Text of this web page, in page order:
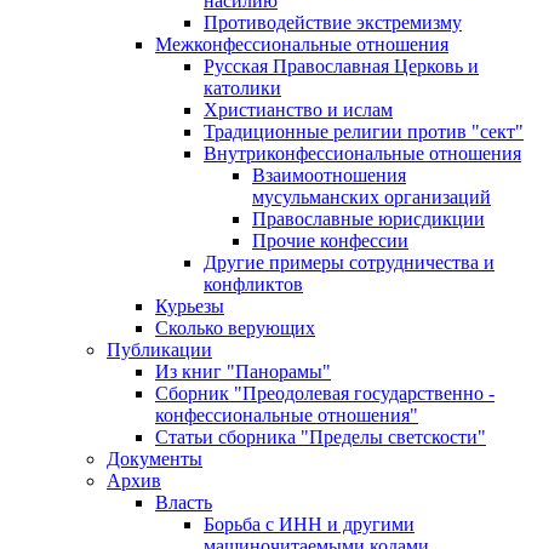
Противодействие экстремизму
Межконфессиональные отношения
Русская Православная Церковь и
католики
Христианство и ислам
Традиционные религии против "сект"
Внутриконфессиональные отношения
Взаимоотношения
мусульманских организаций
Православные юрисдикции
Прочие конфессии
Другие примеры сотрудничества и
конфликтов
Курьезы
Сколько верующих
Публикации
Из книг "Панорамы"
Сборник "Преодолевая государственно -
конфессиональные отношения"
Статьи сборника "Пределы светскости"
Документы
Архив
Власть
Борьба с ИНН и другими